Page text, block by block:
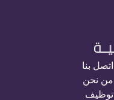
اتصل بنا
من نحن
توظيف